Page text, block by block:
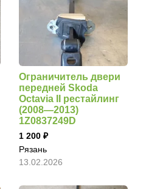
Ограничитель двери
передней Skoda
Octavia II рестайлинг
(2008—2013)
1Z0837249D
1 200
Рязань
13.02.2026